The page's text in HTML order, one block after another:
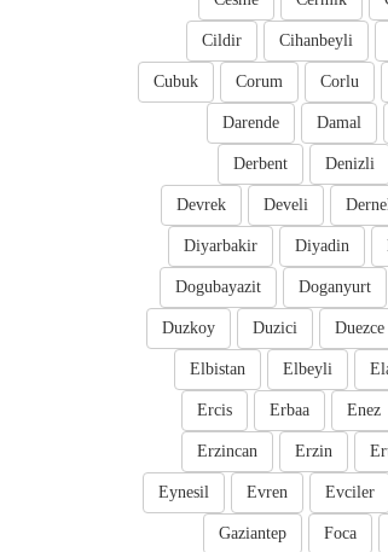
Cihanbeyli
Cildir
Corlu
Corum
Cubuk
Damal
Darende
Denizli
Derbent
Develi
Devrek
Diyadin
Diyarbakir
Doganyurt
Dogubayazit
Duezce
Duzici
Duzkoy
Elbeyli
Elbistan
Enez
Erbaa
Ercis
Erzin
Erzincan
Evciler
Evren
Eynesil
Foca
Gaziantep